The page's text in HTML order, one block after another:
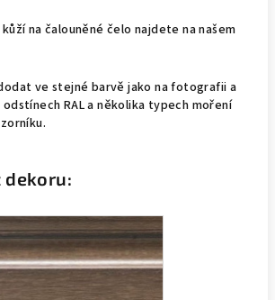
na čalouněné čelo najdete na našem
ve stejné barvě jako na fotografii a
RAL a několika typech moření
dekoru: